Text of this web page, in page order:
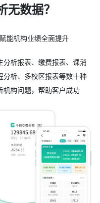
无数据？
能机构业绩全面提升
析报表、缴费报表、课消
分析、多校区报表等数十种
机构问题，帮助客户成功